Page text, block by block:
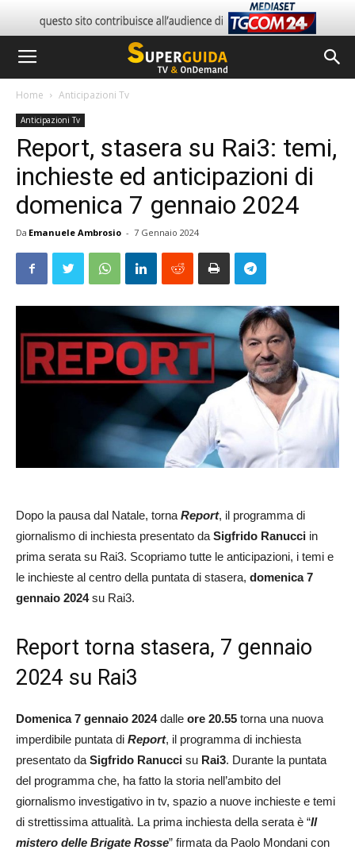
Home Anticipazioni Tv
Anticipazioni Tv
Report, stasera su Rai3: temi,
inchieste ed anticipazioni di
domenica 7 gennaio 2024
Da Emanuele Ambrosio - 7 Gennaio 2024
Dopo la pausa dal Natale, torna Report, il programma di
giornalismo di inchiesta presentato da Sigfrido Ranucci in
prima serata su Rai3. Scopriamo tutte le anticipazioni, i temi e
le inchieste al centro della puntata di stasera, domenica 7
gennaio 2024su Rai3.
Report torna stasera, 7 gennaio
2024 su Rai3
Domenica 7 gennaio 2024dalle ore 20.55 torna una nuova
imperdibile puntata di Report, il programma di inchiesta
presentato da Sigfrido Ranucci su Rai3. Durante la puntata
del programma che, ha fatto la storia nell’ambito del
giornalismo investigativo in tv, spazio a nuove inchieste e temi
di strettissima attualità. La prima inchiesta della serata è “Il
mistero delle Brigate Rosse” firmata da Paolo Mondani con